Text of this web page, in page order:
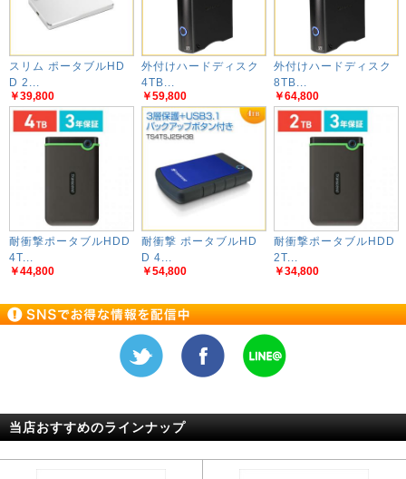
スリム ポータブルHD
D 2...
￥39,800
外付けハードディスク
4TB...
￥59,800
外付けハードディスク
8TB...
￥64,800
耐衝撃ポータブルHDD
4T...
￥44,800
耐衝撃 ポータブルHD
D 4...
￥54,800
耐衝撃ポータブルHDD
2T...
￥34,800
当店おすすめのラインナップ